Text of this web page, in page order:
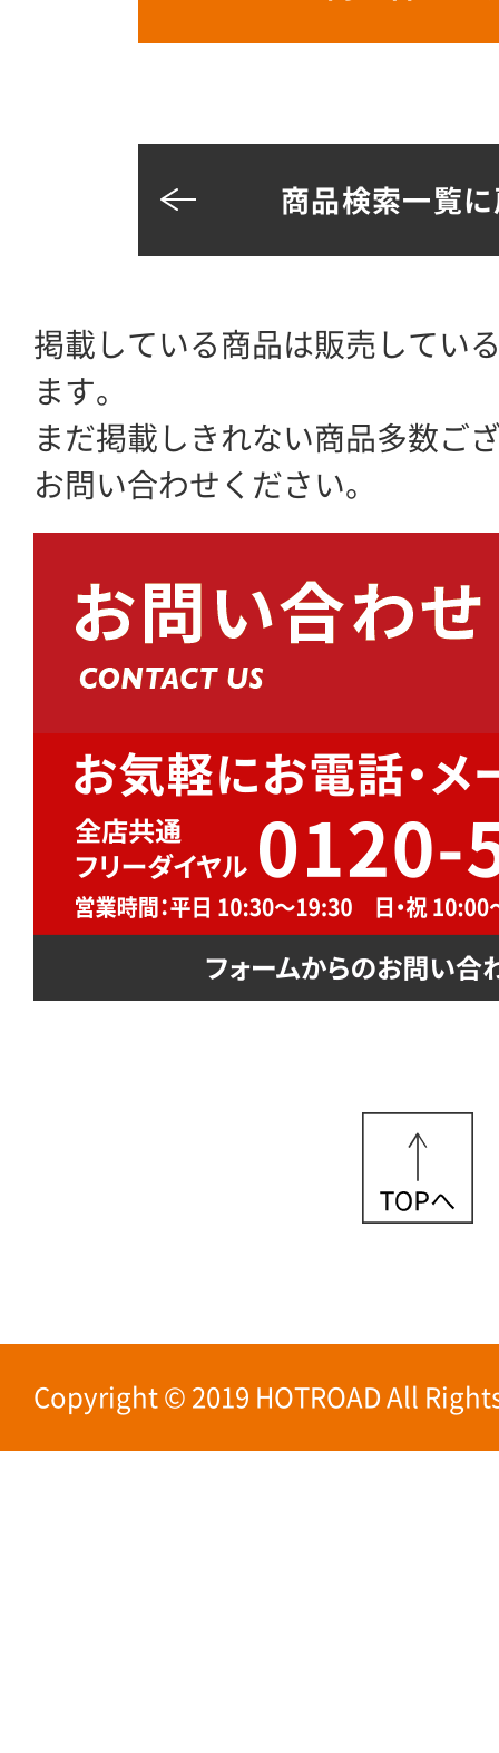
商品検索一覧
掲載している商品は販売してい
ます。
まだ掲載しきれない商品多数ご
お問い合わせください。
Copyright © 2019 HOTROAD All